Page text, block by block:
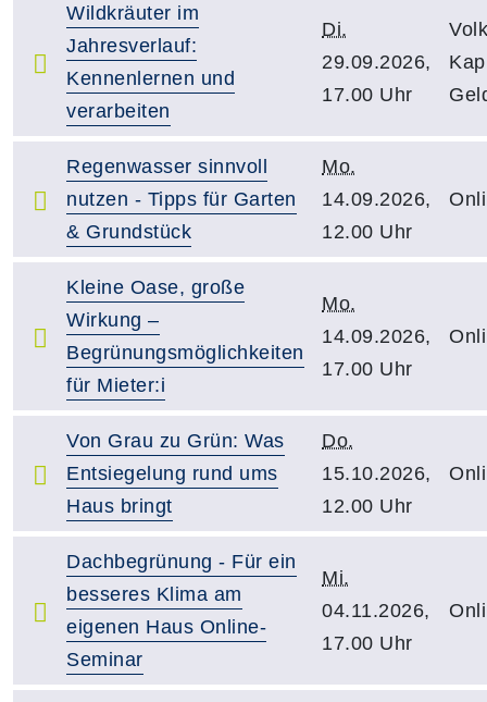
Wildkräuter im
Jahresverlauf:
Kennenlernen und
verarbeiten
Di.
29.09.2026,
17.00 Uhr
Regenwasser sinnvoll
nutzen - Tipps für Garten
& Grundstück
Mo.
14.09.2026,
12.00 Uhr
Kleine Oase, große
Wirkung –
Begrünungsmöglichkeiten
für Mieter:i
Mo.
14.09.2026,
17.00 Uhr
Von Grau zu Grün: Was
Entsiegelung rund ums
Haus bringt
Do.
15.10.2026,
12.00 Uhr
Dachbegrünung - Für ein
besseres Klima am
eigenen Haus Online-
Seminar
Mi.
04.11.2026,
17.00 Uhr